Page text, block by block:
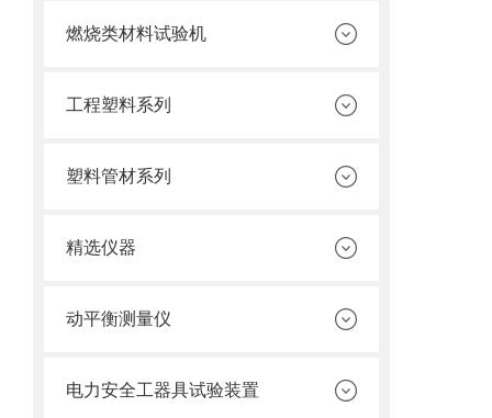
燃烧类材料试验机
工程塑料系列
塑料管材系列
精选仪器
动平衡测量仪
电力安全工器具试验装置